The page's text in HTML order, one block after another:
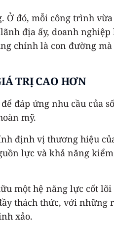
đó, mỗi công trình
địa ấy, doanh
chính là con đường
TRỊ CAO HƠN
đáp ứng nhu cầu của
mỹ.
định vị thương hiệu
lực và khả năng
một hệ năng lực cốt
thách thức, với
xảo.